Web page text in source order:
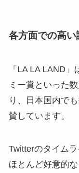
各方面での高い
「LA LA LAND
ミー賞といった
り、日本国内で
賛しています。
Twitterのタイム
ほとんど好意的